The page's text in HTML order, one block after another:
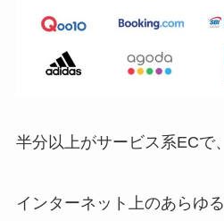
半分以上がサービス系ECで
インターネット上のあらゆ